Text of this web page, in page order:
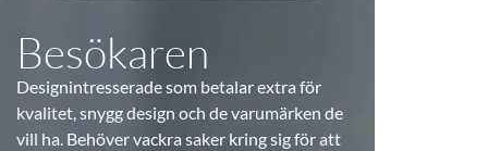
Besökaren
Designintresserade som betalar extra för
kvalitet, snygg design och de varumärken de
vill ha. Behöver vackra saker kring sig för att